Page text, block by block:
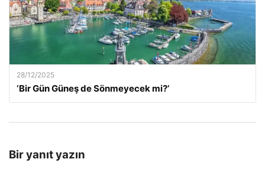
28/12/2025
‘Bir Gün Güneş de Sönmeyecek mi?’
Bir yanıt yazın